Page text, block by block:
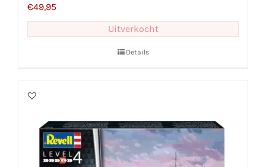
€49,95
Uitverkocht
Details